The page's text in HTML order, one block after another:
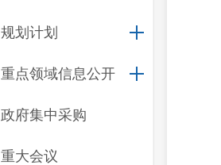
规划计划
重点领域信息公开
政府集中采购
重大会议